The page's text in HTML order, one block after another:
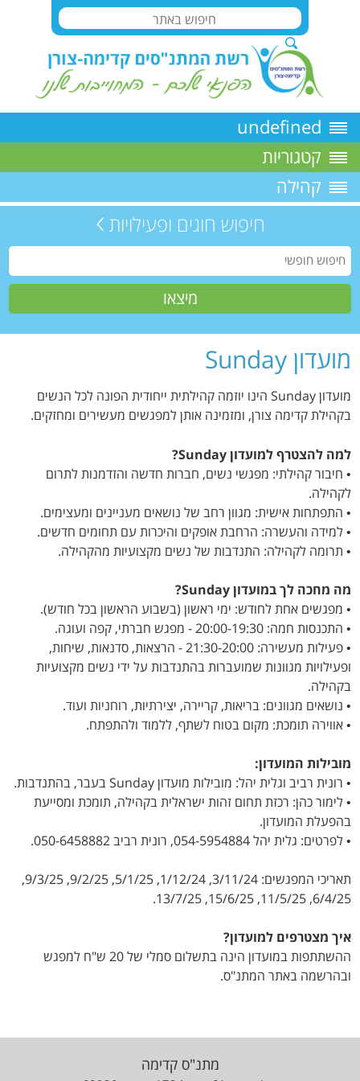
undefined
קטגוריות
קהילה
חיפוש חוגים ופעילויות
מועדון Sunday
מועדון Sunday הינו יוזמה קהילתית ייחודית הפונה לכל הנשים
בקהילת קדימה צורן, ומזמינה אותן למפגשים מעשירים ומחזקים.
למה להצטרף למועדון Sunday?
• חיבור קהילתי: מפגשי נשים, חברות חדשה והזדמנות לתרום
לקהילה.
• התפתחות אישית: מגוון רחב של נושאים מעניינים ומעצימים.
• למידה והעשרה: הרחבת אופקים והיכרות עם תחומים חדשים.
• תרומה לקהילה: התנדבות של נשים מקצועיות מהקהילה.
מה מחכה לך במועדון Sunday?
• מפגשים אחת לחודש: ימי ראשון (בשבוע הראשון בכל חודש).
• התכנסות חמה: 20:00-19:30 - מפגש חברתי, קפה ועוגה.
• פעילות מעשירה: 21:30-20:00 - הרצאות, סדנאות, שיחות,
ופעילויות מגוונות שמועברות בהתנדבות על ידי נשים מקצועיות
בקהילה.
• נושאים מגוונים: בריאות, קריירה, יצירתיות, רוחניות ועוד.
• אווירה תומכת: מקום בטוח לשתף, ללמוד ולהתפתח.
מובילות המועדון:
• רונית רביב וגלית יהל: מובילות מועדון Sunday בעבר, בהתנדבות.
• לימור כהן: רכזת תחום זהות ישראלית בקהילה, תומכת ומסייעת
בהפעלת המועדון.
•לפרטים: גלית יהל 054-5954884, רונית רביב 050-6458882.
תאריכי המפגשים: 3/11/24, 1/12/24, 5/1/25, 9/2/25, 9/3/25,
6/4/25, 11/5/25, 15/6/25, 13/7/25.
איך מצטרפים למועדון?
ההשתתפות במועדון הינה בתשלום סמלי של 20 ש"ח למפגש
ובהרשמה באתר המתנ"ס.
מתנ"ס קדימה